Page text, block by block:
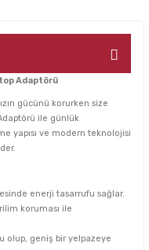
Adaptörü
gücünü korurken size
ile günlük
yapısı ve modern teknolojisi
enerji tasarrufu sağlar.
koruması ile
olup, geniş bir yelpazeye